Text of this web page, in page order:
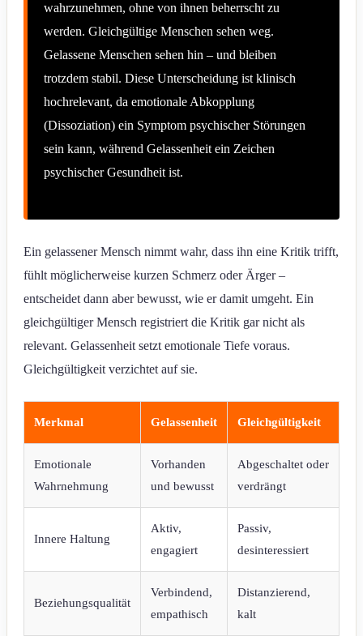
wahrzunehmen, ohne von ihnen beherrscht zu
werden. Gleichgültige Menschen sehen weg.
Gelassene Menschen sehen hin – und bleiben
trotzdem stabil. Diese Unterscheidung ist klinisch
hochrelevant, da emotionale Abkopplung
(Dissoziation) ein Symptom psychischer Störungen
sein kann, während Gelassenheit ein Zeichen
psychischer Gesundheit ist.
Ein gelassener Mensch nimmt wahr, dass ihn eine Kritik trifft,
fühlt möglicherweise kurzen Schmerz oder Ärger –
entscheidet dann aber bewusst, wie er damit umgeht. Ein
gleichgültiger Mensch registriert die Kritik gar nicht als
relevant. Gelassenheit setzt emotionale Tiefe voraus.
Gleichgültigkeit verzichtet auf sie.
Merkmal Gelassenheit Gleichgültigkeit
Emotionale
Wahrnehmung
Vorhanden
und bewusst
Abgeschaltet oder
verdrängt
Innere Haltung
Aktiv,
engagiert
Passiv,
desinteressiert
Beziehungsqualität
Verbindend,
empathisch
Distanzierend,
kalt